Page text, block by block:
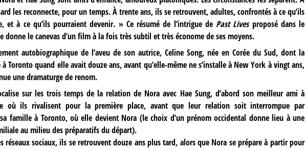
les reconnecte, pour un temps. À trente ans, ils se retrouvent, adultes, confrontés à ce qu’ils
et à ce qu’ils pourraient devenir. » Ce résumé de l’intrigue de Past Livesproposé dans le
donne le canevas d’un film à la fois très subtil et très économe de ses moyens.
autobiographique de l’aveu de son autrice, Celine Song, née en Corée du Sud, dont la
Toronto quand elle avait douze ans, avant qu’elle-même ne s’installe à New York à vingt ans,
une dramaturge de renom.
sur les trois temps de la relation de Nora avec Hae Sung, d’abord son meilleur ami à
où ils rivalisent pour la première place, avant que leur relation soit interrompue par
famille à Toronto, où elle devient Nora (le choix d’un prénom occidental donne lieu à une
au milieu des préparatifs du départ).
réseaux sociaux, ils se retrouvent douze ans plus tard, alors que Nora se prépare à partir pour